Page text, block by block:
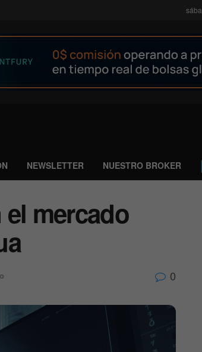
NEWSLETTER NUESTRO BROKER
mercado
0